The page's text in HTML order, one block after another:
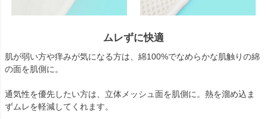
ムレずに快適
肌が弱い方や痒みが気になる方は、綿100%でなめらかな肌触りの綿
の面を肌側に。
通気性を優先したい方は、立体メッシュ面を肌側に。熱を溜め込ま
ずムレを軽減してくれます。